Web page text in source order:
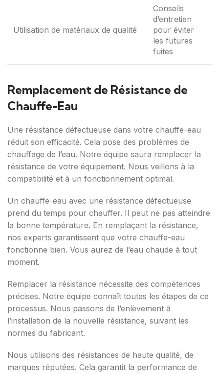
Utilisation de matériaux de qualité
Conseils
d’entretien
pour éviter
les futures
fuites
Remplacement de Résistance de
Chauffe-Eau
Une résistance défectueuse dans votre chauffe-eau
réduit son efficacité. Cela pose des problèmes de
chauffage de l’eau. Notre équipe saura remplacer la
résistance de votre équipement. Nous veillons à la
compatibilité et à un fonctionnement optimal.
Un chauffe-eau avec une résistance défectueuse
prend du temps pour chauffer. Il peut ne pas atteindre
la bonne température. En remplaçant la résistance,
nos experts garantissent que votre chauffe-eau
fonctionne bien. Vous aurez de l’eau chaude à tout
moment.
Remplacer la résistance nécessite des compétences
précises. Notre équipe connaît toutes les étapes de ce
processus. Nous passons de l’enlèvement à
l’installation de la nouvelle résistance, suivant les
normes du fabricant.
Nous utilisons des résistances de haute qualité, de
marques réputées. Cela garantit la performance de